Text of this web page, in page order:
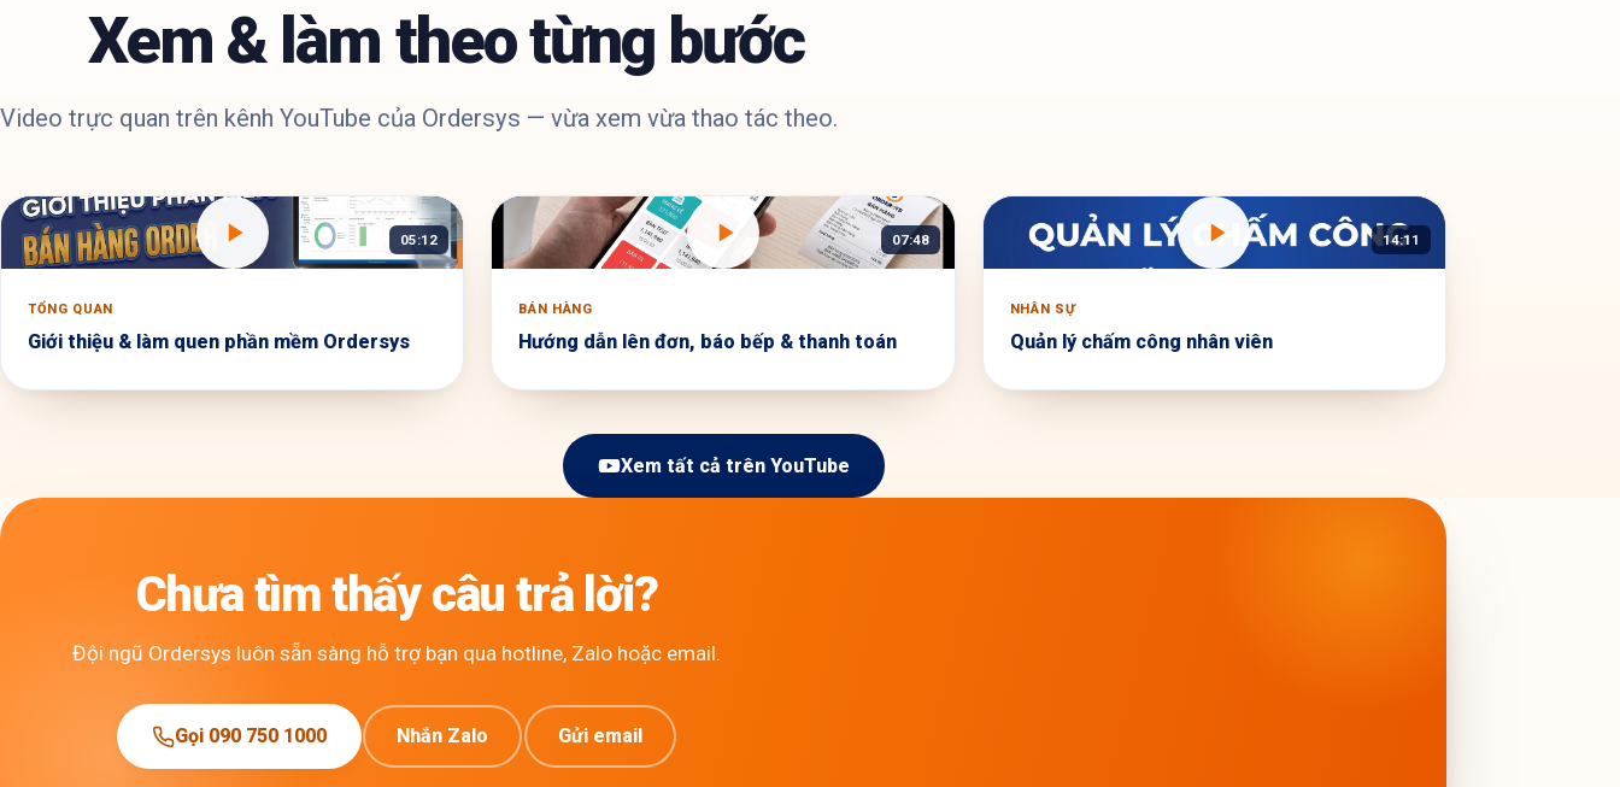
Xem & làm theo từng bước
Video trực quan trên kênh YouTube của Ordersys — vừa xem vừa thao tác theo.
05:12
TỔNG QUAN
Giới thiệu & làm quen phần mềm Ordersys
07:48
BÁN HÀNG
Hướng dẫn lên đơn, báo bếp & thanh toán
14:11
NHÂN SỰ
Quản lý chấm công nhân viên
Xem tất cả trên YouTube
Chưa tìm thấy câu trả lời?
Đội ngũ Ordersys luôn sẵn sàng hỗ trợ bạn qua hotline, Zalo hoặc email.
Gọi 090 750 1000 Nhắn Zalo Gửi email